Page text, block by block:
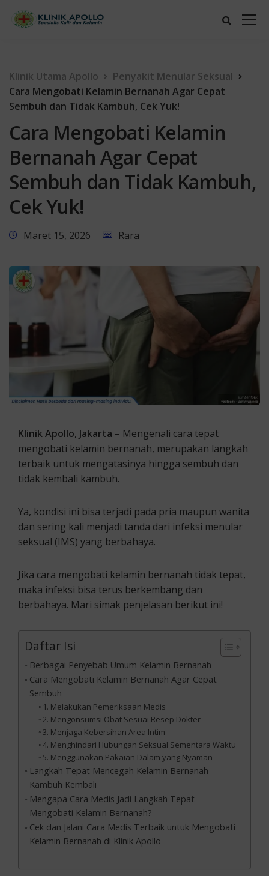
Klinik Utama Apollo
Penyakit Menular Seksual
Cara Mengobati Kelamin Bernanah Agar Cepat
Sembuh dan Tidak Kambuh, Cek Yuk!
Cara Mengobati Kelamin
Bernanah Agar Cepat
Sembuh dan Tidak Kambuh,
Cek Yuk!
Maret 15, 2026 Rara
Klinik Apollo, Jakarta – Mengenali cara tepat
mengobati kelamin bernanah, merupakan langkah
terbaik untuk mengatasinya hingga sembuh dan
tidak kembali kambuh.
Ya, kondisi ini bisa terjadi pada pria maupun wanita
dan sering kali menjadi tanda dari infeksi menular
seksual (IMS) yang berbahaya.
Jika cara mengobati kelamin bernanah tidak tepat,
maka infeksi bisa terus berkembang dan
berbahaya. Mari simak penjelasan berikut ini!
Daftar Isi
Berbagai Penyebab Umum Kelamin Bernanah
Cara Mengobati Kelamin Bernanah Agar Cepat
Sembuh
1. Melakukan Pemeriksaan Medis
2. Mengonsumsi Obat Sesuai Resep Dokter
3. Menjaga Kebersihan Area Intim
4. Menghindari Hubungan Seksual Sementara Waktu
5. Menggunakan Pakaian Dalam yang Nyaman
Langkah Tepat Mencegah Kelamin Bernanah
Kambuh Kembali
Mengapa Cara Medis Jadi Langkah Tepat
Mengobati Kelamin Bernanah?
Cek dan Jalani Cara Medis Terbaik untuk Mengobati
Kelamin Bernanah di Klinik Apollo